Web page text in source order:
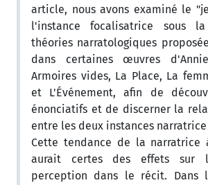
article, nous avons examiné le
l'instance focalisatrice sous
théories narratologiques
dans certaines œuvres
Armoires vides, La Place, La
et L'Événement, afin de
énonciatifs et de discerner la
entre les deux instances
Cette tendance de la narratrice
aurait certes des effets sur
perception dans le récit. Dans